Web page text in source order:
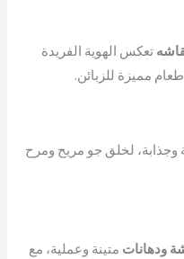
تعكس الهوية الفريدة
مميزة للزبائن.
وجذابة، لخلق جو مريح ومرح
ودهانات متينة وعملية، مع